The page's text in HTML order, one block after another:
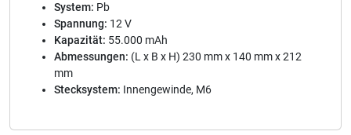
System: Pb
Spannung: 12 V
Kapazität: 55.000 mAh
Abmessungen: (L x B x H) 230 mm x 140 mm x 212
mm
Stecksystem: Innengewinde, M6